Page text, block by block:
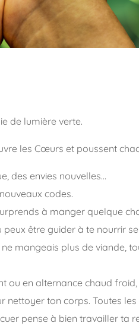
de lumière verte.
les Cœurs et poussent
des envies nouvelles…
codes.
à manger quelque
être guider à te nourrir
mangeais plus de viande,
ou en alternance chaud
ton corps. Toutes les
pense à bien travailler ta